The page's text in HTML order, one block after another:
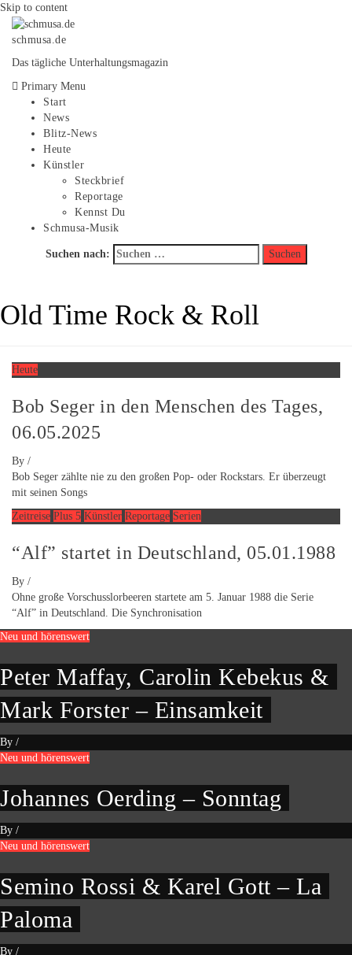
Skip to content
schmusa.de
Das tägliche Unterhaltungsmagazin
Primary Menu
Start
News
Blitz-News
Heute
Künstler
Steckbrief
Reportage
Kennst Du
Schmusa-Musik
Suchen nach:
Old Time Rock & Roll
Heute
Bob Seger in den Menschen des Tages,
06.05.2025
By /
Bob Seger zählte nie zu den großen Pop- oder Rockstars. Er überzeugt
mit seinen Songs
Zeitreise Plus 5 Künstler Reportage Serien
“Alf” startet in Deutschland, 05.01.1988
By /
Ohne große Vorschusslorbeeren startete am 5. Januar 1988 die Serie
“Alf” in Deutschland. Die Synchronisation
Neu und hörenswert
Peter Maffay, Carolin Kebekus &
Mark Forster – Einsamkeit
By /
Neu und hörenswert
Johannes Oerding – Sonntag
By /
Neu und hörenswert
Semino Rossi & Karel Gott – La
Paloma
By /